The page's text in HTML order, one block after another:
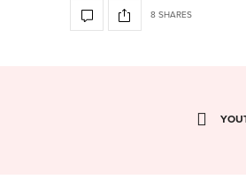
8 SHARES